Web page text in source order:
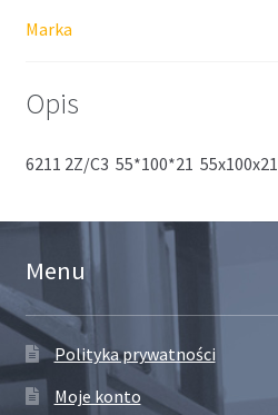
Marka
Opis
6211 2Z/C3 55*100*21 55x100x21
Menu
Polityka prywatności
Moje konto